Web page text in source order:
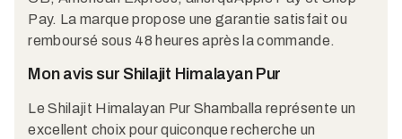
Pay. La marque propose une garantie satisfait ou
remboursé sous 48 heures après la commande.​
Mon avis sur Shilajit Himalayan Pur
Le Shilajit Himalayan Pur Shamballa représente un
excellent choix pour quiconque recherche un